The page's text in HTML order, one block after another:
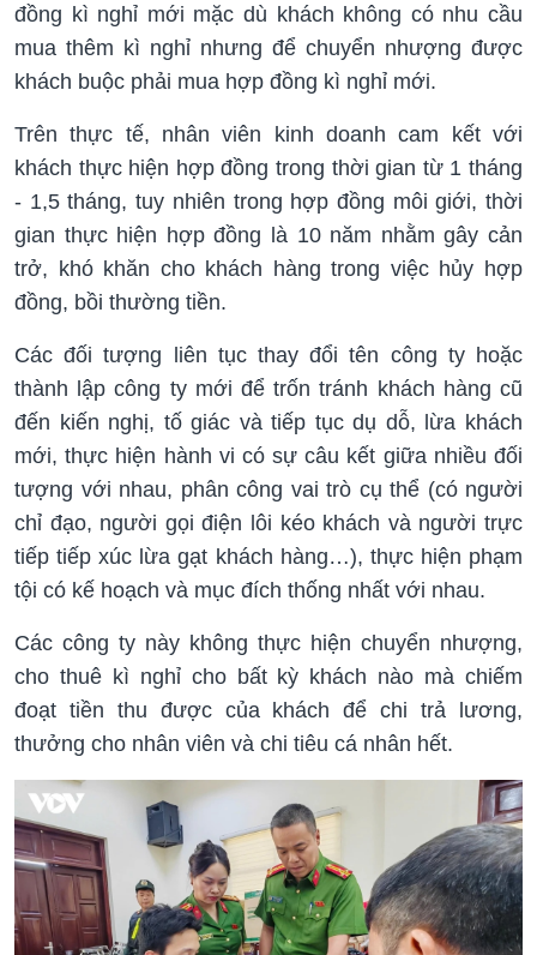
đồng kì nghỉ mới mặc dù khách không có nhu cầu
mua thêm kì nghỉ nhưng để chuyển nhượng được
khách buộc phải mua hợp đồng kì nghỉ mới.
Trên thực tế, nhân viên kinh doanh cam kết với
khách thực hiện hợp đồng trong thời gian từ 1 tháng
- 1,5 tháng, tuy nhiên trong hợp đồng môi giới, thời
gian thực hiện hợp đồng là 10 năm nhằm gây cản
trở, khó khăn cho khách hàng trong việc hủy hợp
đồng, bồi thường tiền.
Các đối tượng liên tục thay đổi tên công ty hoặc
thành lập công ty mới để trốn tránh khách hàng cũ
đến kiến nghị, tố giác và tiếp tục dụ dỗ, lừa khách
mới, thực hiện hành vi có sự câu kết giữa nhiều đối
tượng với nhau, phân công vai trò cụ thể (có người
chỉ đạo, người gọi điện lôi kéo khách và người trực
tiếp tiếp xúc lừa gạt khách hàng…), thực hiện phạm
tội có kế hoạch và mục đích thống nhất với nhau.
Các công ty này không thực hiện chuyển nhượng,
cho thuê kì nghỉ cho bất kỳ khách nào mà chiếm
đoạt tiền thu được của khách để chi trả lương,
thưởng cho nhân viên và chi tiêu cá nhân hết.